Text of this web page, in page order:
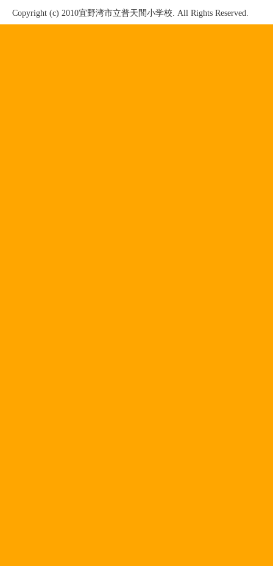
Copyright (c) 2010宜野湾市立普天間小学校. All Rights Reserved.